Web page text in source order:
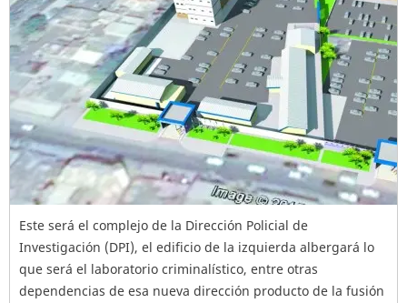
Este será el complejo de la Dirección Policial de
Investigación (DPI), el edificio de la izquierda albergará lo
que será el laboratorio criminalístico, entre otras
dependencias de esa nueva dirección producto de la fusión